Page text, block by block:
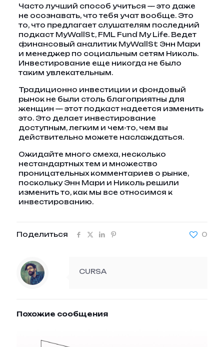
Часто лучший способ учиться — это даже
не осознавать, что тебя учат вообще. Это
то, что предлагает слушателям последний
подкаст MyWallSt, FML Fund My Life. Ведет
финансовый аналитик MyWallSt Энн Мари
и менеджер по социальным сетям Николь.
Инвестирование еще никогда не было
таким увлекательным.
Традиционно инвестиции и фондовый
рынок не были столь благоприятны для
женщин — этот подкаст надеется изменить
это. Это делает инвестирование
доступным, легким и чем-то, чем вы
действительно можете наслаждаться.
Ожидайте много смеха, несколько
нестандартных тем и множество
проницательных комментариев о рынке,
поскольку Энн Мари и Николь решили
изменить то, как мы все относимся к
инвестированию.
Поделиться 0
CURSA
Похожие сообщения